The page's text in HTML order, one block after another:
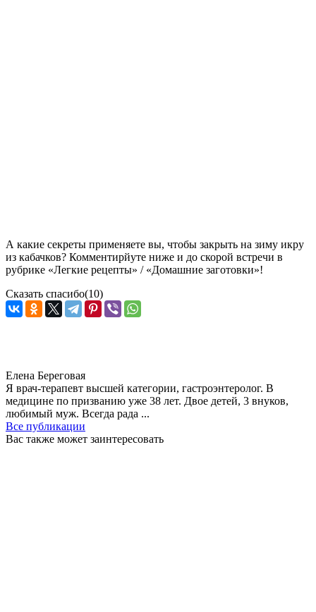
А какие секреты применяете вы, чтобы закрыть на зиму икру
из кабачков? Комментирйуте ниже и до скорой встречи в
рубрике «Легкие рецепты» / «Домашние заготовки»!
Сказать спасибо(10)
Елена Береговая
Я врач-терапевт высшей категории, гастроэнтеролог. В
медицине по призванию уже 38 лет. Двое детей, 3 внуков,
любимый муж. Всегда рада ...
Все публикации
Вас также может заинтересовать